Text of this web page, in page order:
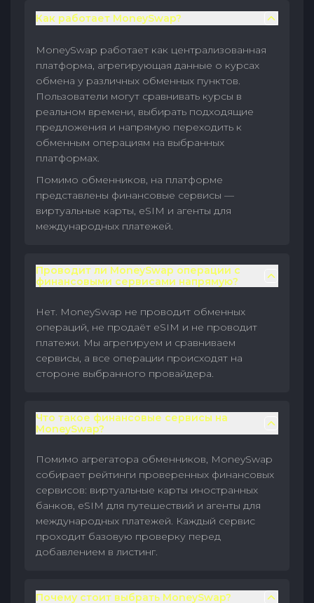
Как работает MoneySwap?
MoneySwap работает как централизованная
платформа, агрегирующая данные о курсах
обмена у различных обменных пунктов.
Пользователи могут сравнивать курсы в
реальном времени, выбирать подходящие
предложения и напрямую переходить к
обменным операциям на выбранных
платформах.
Помимо обменников, на платформе
представлены финансовые сервисы —
виртуальные карты, eSIM и агенты для
международных платежей.
Проводит ли MoneySwap операции с
финансовыми сервисами напрямую?
Нет. MoneySwap не проводит обменных
операций, не продаёт eSIM и не проводит
платежи. Мы агрегируем и сравниваем
сервисы, а все операции происходят на
стороне выбранного провайдера.
Что такое финансовые сервисы на
MoneySwap?
Помимо агрегатора обменников, MoneySwap
собирает рейтинги проверенных финансовых
сервисов: виртуальные карты иностранных
банков, eSIM для путешествий и агенты для
международных платежей. Каждый сервис
проходит базовую проверку перед
добавлением в листинг.
Почему стоит выбрать MoneySwap?